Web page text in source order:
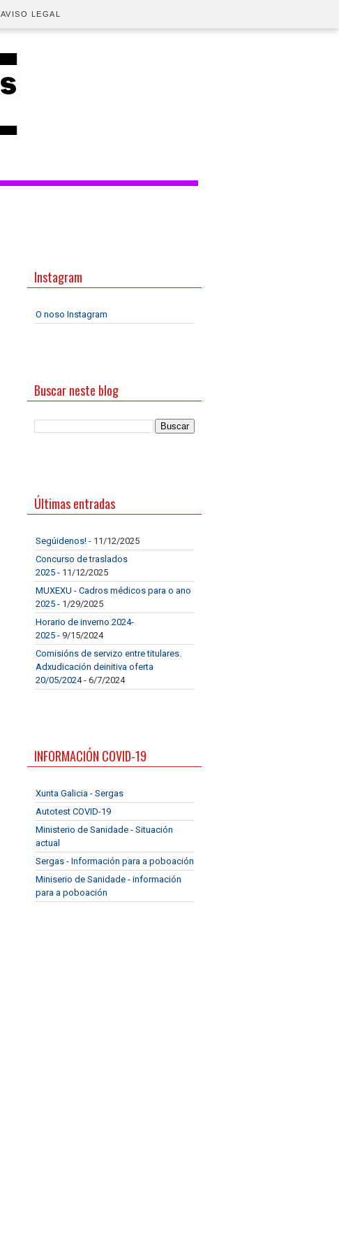
AVISO LEGAL
Instagram
O noso Instagram
Buscar neste blog
Últimas entradas
Segúidenos! - 11/12/2025
Concurso de traslados
2025 - 11/12/2025
MUXEXU - Cadros médicos para o ano
2025 - 1/29/2025
Horario de inverno 2024-
2025 - 9/15/2024
Comisións de servizo entre titulares.
Adxudicación deinitiva oferta
20/05/2024- 6/7/2024
INFORMACIÓN COVID-19
Xunta Galicia - Sergas
Autotest COVID-19
Ministerio de Sanidade - Situación
actual
Sergas - Información para a poboación
Miniserio de Sanidade - información
para a poboación